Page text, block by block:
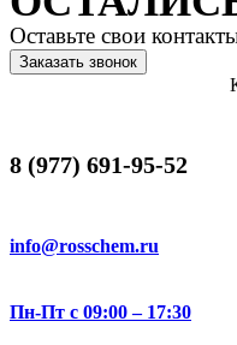
Оставьте свои
Заказать звонок
8 (977) 691-95-52
info@rosschem.ru
Пн-Пт с 09:00 – 17:30